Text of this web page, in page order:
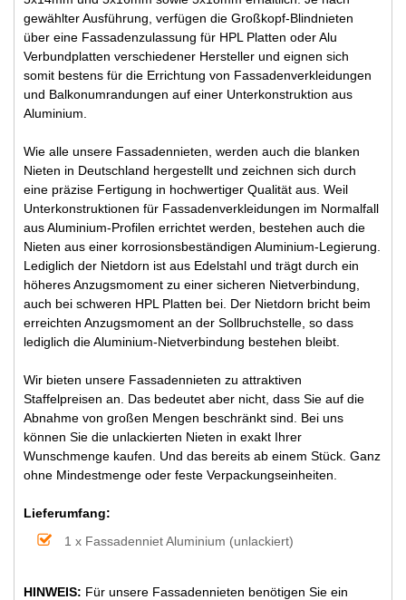
gewählter Ausführung, verfügen die Großkopf-Blindnieten
über eine Fassadenzulassung für HPL Platten oder Alu
Verbundplatten verschiedener Hersteller und eignen sich
somit bestens für die Errichtung von Fassadenverkleidungen
und Balkonumrandungen auf einer Unterkonstruktion aus
Aluminium.
Wie alle unsere Fassadennieten, werden auch die blanken
Nieten in Deutschland hergestellt und zeichnen sich durch
eine präzise Fertigung in hochwertiger Qualität aus. Weil
Unterkonstruktionen für Fassadenverkleidungen im Normalfall
aus Aluminium-Profilen errichtet werden, bestehen auch die
Nieten aus einer korrosionsbeständigen Aluminium-Legierung.
Lediglich der Nietdorn ist aus Edelstahl und trägt durch ein
höheres Anzugsmoment zu einer sicheren Nietverbindung,
auch bei schweren HPL Platten bei. Der Nietdorn bricht beim
erreichten Anzugsmoment an der Sollbruchstelle, so dass
lediglich die Aluminium-Nietverbindung bestehen bleibt.
Wir bieten unsere Fassadennieten zu attraktiven
Staffelpreisen an. Das bedeutet aber nicht, dass Sie auf die
Abnahme von großen Mengen beschränkt sind. Bei uns
können Sie die unlackierten Nieten in exakt Ihrer
Wunschmenge kaufen. Und das bereits ab einem Stück. Ganz
ohne Mindestmenge oder feste Verpackungseinheiten.
Lieferumfang:
1 x Fassadenniet Aluminium (unlackiert)
HINWEIS: Für unsere Fassadennieten benötigen Sie ein